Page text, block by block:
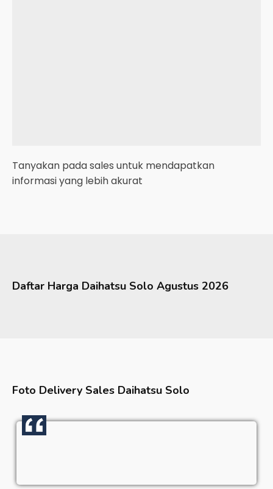
Tanyakan pada sales untuk mendapatkan
informasi yang lebih akurat
Daftar Harga Daihatsu Solo Agustus 2026
Foto Delivery Sales Daihatsu Solo